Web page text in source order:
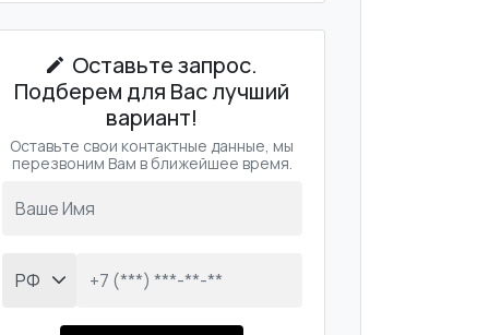
Оставьте запрос.
Подберем для Вас лучший
вариант!
Оставьте свои контактные данные, мы
перезвоним Вам в ближейшее время.